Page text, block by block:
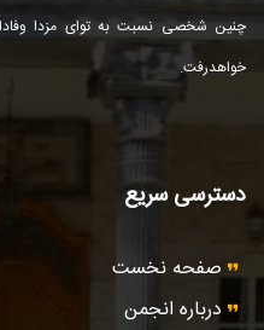
چنین شخصی نسبت به توای مزدا
خواهد‌رفت.
دسترسی سریع
صفحه نخست
درباره انجمن